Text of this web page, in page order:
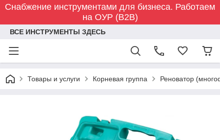
Снабжение инструментами для бизнеса. Работаем
на ОУР (B2B)
ВСЕ ИНСТРУМЕНТЫ ЗДЕСЬ
Товары и услуги Корневая группа Реноватор